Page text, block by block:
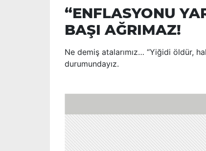
“ENFLASYONU
BAŞI AĞRIMAZ!
Ne demiş atalarımız… “Yiğidi öldür,
durumundayız.